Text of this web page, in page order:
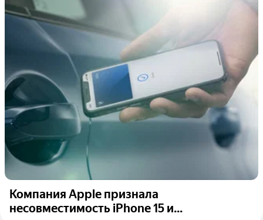
Компания Apple признала
несовместимость iPhone 15 и...